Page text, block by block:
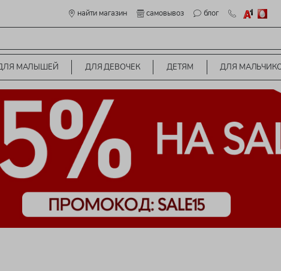
найти магазин самовывоз блог
МАЛЫШЕЙ ДЛЯ ДЕВОЧЕК ДЕТЯМ ДЛЯ